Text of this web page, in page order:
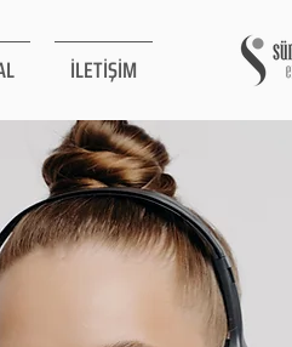
İLETİŞİM